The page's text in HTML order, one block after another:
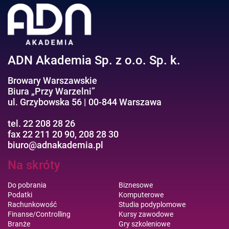
Efektywność osobista//Wellbeing
ADN Akademia Sp. z o.o. Sp. k.
Browary Warszawskie
Biura „Przy Warzelni”
ul. Grzybowska 56 | 00-844 Warszawa
tel. 22 208 28 26
fax 22 211 20 90, 208 28 30
biuro@adnakademia.pl
Na skróty
Do pobrania
Podatki
Rachunkowość
Finanse/Controlling
Branże
Biznesowe
Komputerowe
Studia podyplomowe
Kursy zawodowe
Gry szkoleniowe